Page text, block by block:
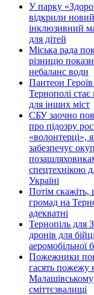
У парку
відкрили новий
інклюзивний
для дітей
Міська рада
різницю
небаланс води
Пантеон
Тернополі
для інших міст
СБУ заочно
про підозру
«волонтерці»,
забезпечує
спецтехнікою
Україні
Потім скажіть,
громад на
адекватні
Тернопіль для
дронів для
аеромобільної
Пожежники
гасять пожежу
Малашівському
сміттєзвалищі